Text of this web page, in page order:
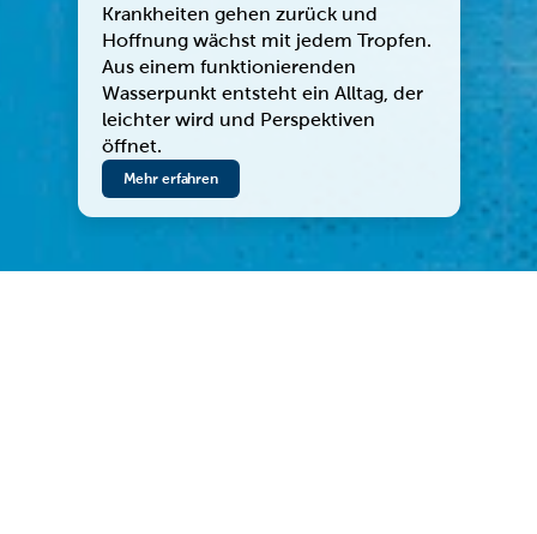
Krankheiten gehen zurück und
Hoffnung wächst mit jedem Tropfen.
Aus einem funktionierenden
Wasserpunkt entsteht ein Alltag, der
leichter wird und Perspektiven
öffnet.
Mehr erfahren